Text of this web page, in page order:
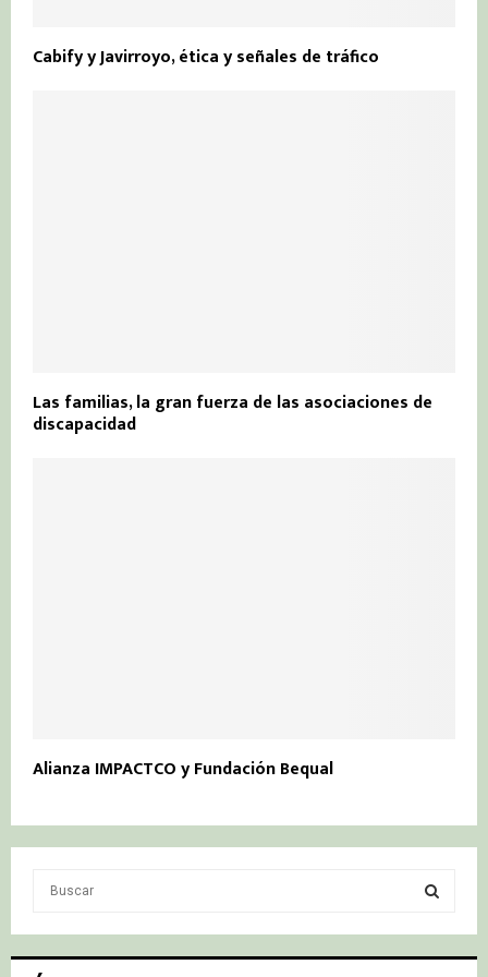
Cabify y Javirroyo, ética y señales de tráfico
Las familias, la gran fuerza de las asociaciones de
discapacidad
Alianza IMPACTCO y Fundación Bequal
c
S